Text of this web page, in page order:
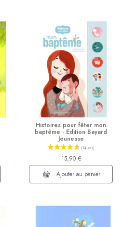
Histoires pour fêter mon
baptême - Edition Bayard
Jeunesse
15,90 €
Ajouter au panier